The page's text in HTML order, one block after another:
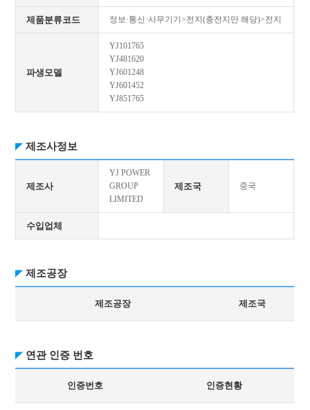
제품분류코드 정보·통신·사무기기>전지(충전지만 해당)>전지
파생모델
YJ101765
YJ481620
YJ601248
YJ601452
YJ851765
제조사정보
제조사
YJ POWER
GROUP
LIMITED
제조국 중국
수입업체
제조공장
제조공장 제조국
연관 인증 번호
인증번호 인증현황